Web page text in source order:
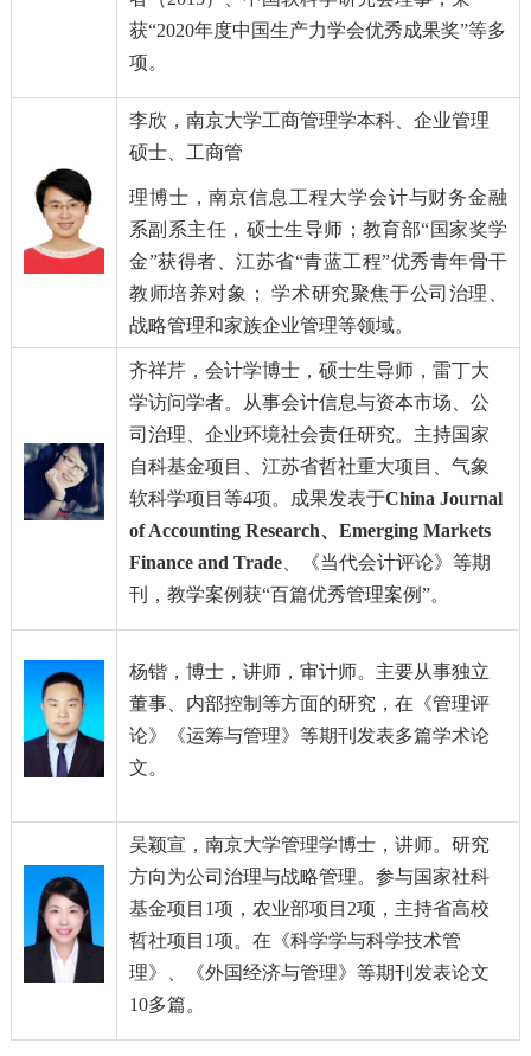
获“2020年度中国生产力学会优秀成果奖”等多
项。
李欣 ，南京大学工商管理学本科、企业管理
硕士、工商管
理博士，南京信息工程大学会计与财务金融
系副系主任，硕士生导师；教育部“国家奖学
金”获得者、江苏省“青蓝工程”优秀青年骨干
教师培养对象；
学术研究聚焦于公司治理、
战略管理和家族企业管理等领域。
齐祥芹 ，会计学博士，硕士生导师， 雷丁大
学访问学者。
从事会计信息与资本市场、公
司治理、企业环境社会责任研究。 主持国家
自科基金项目 、江苏省哲社重大项目、 气象
软科学项目等4项。成果发表于China Journal
of Accounting Research、 Emerging Markets
Finance and Trade 、《当代会计评论》等期
刊，教学案例获“百篇优秀管理案例”。
杨锴 ，博士，讲师，审计师。主要从事独立
董事、内部控制等方面的研究，在《管理评
论》《运筹与管理》等期刊发表多篇学术论
文。
吴颖宣 ，南京大学管理学博士，讲师。研究
方向为公司治理与战略管理。参与国家社科
基金项目 1项，农业部项目 2项，主持省高校
哲社项目 1项。在《科学学与科学技术管
理》、《外国经济与管理》等期刊发表论文
10多篇。